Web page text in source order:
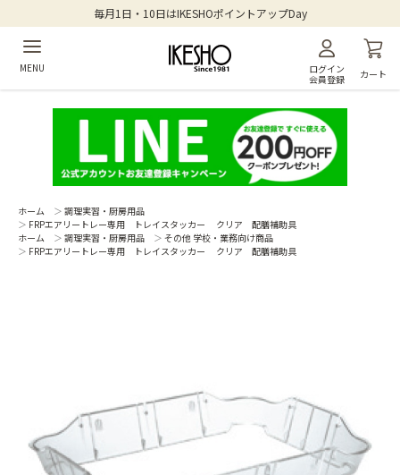
毎月1日・10日はIKESHOポイントアップDay
MENU
ログイン
会員登録
カート
ホーム ＞ 調理実習・厨房用品
＞ FRPエアリートレー専用 トレイスタッカー クリア 配膳補助具
ホーム
＞ 調理実習・厨房用品 ＞ その他 学校・業務向け商品
＞ FRPエアリートレー専用 トレイスタッカー クリア 配膳補助具